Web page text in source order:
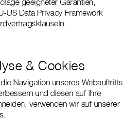
US Data Privacy Framework
& Cookies
Navigation unseres Webauftritts
und diesen auf Ihre
verwenden wir auf unserer